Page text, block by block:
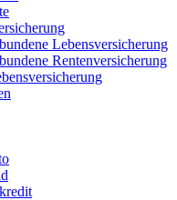
Lebensversicherung
Rentenversicherung